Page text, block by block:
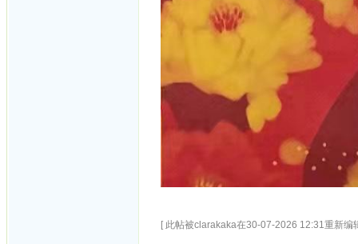
[ 此帖被clarakaka在30-07-2026 12:31重新编